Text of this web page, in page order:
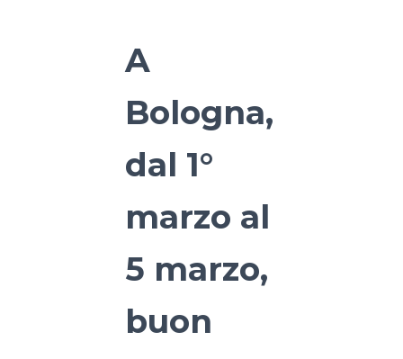
A
Bologna,
dal 1°
marzo al
5 marzo,
buon